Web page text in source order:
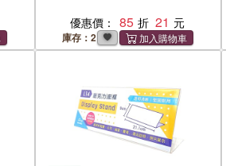
優惠價： 85 21
庫存：2